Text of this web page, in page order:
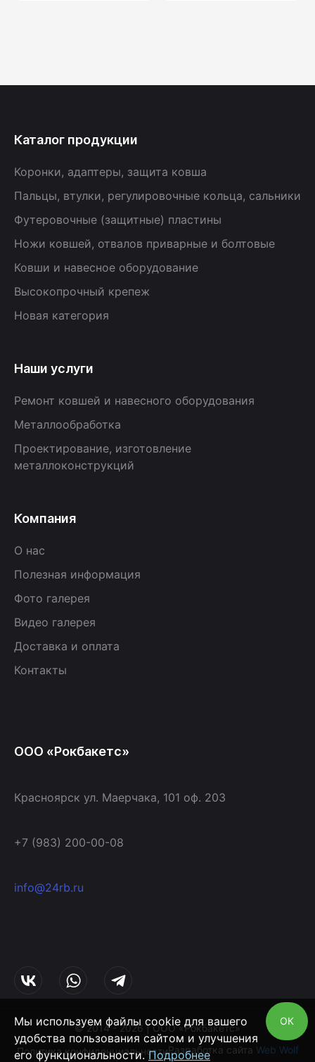
Каталог продукции
Коронки, адаптеры, защита ковша
Пальцы, втулки, регулировочные кольца, сальники
Футеровочные (защитные) пластины
Ножи ковшей, отвалов приварные и болтовые
Ковши и навесное оборудование
Высокопрочный крепеж
Новая категория
Наши услуги
Ремонт ковшей и навесного оборудования
Металлообработка
Проектирование, изготовление
металлоконструкций
Компания
О нас
Полезная информация
Фото галерея
Видео галерея
Доставка и оплата
Контакты
ООО «Рокбакетс»
Красноярск ул. Маерчака, 101 оф. 203
+7 (983) 200-00-08
info@24rb.ru
© 2014 - 2026 | ООО «Рокбакетс»
Политика конфиденциальностиРазработка сайта Web Wolf
ОК
Мы используем файлы cookie для вашего
удобства пользования сайтом и улучшения
его функциональности.Подробнее